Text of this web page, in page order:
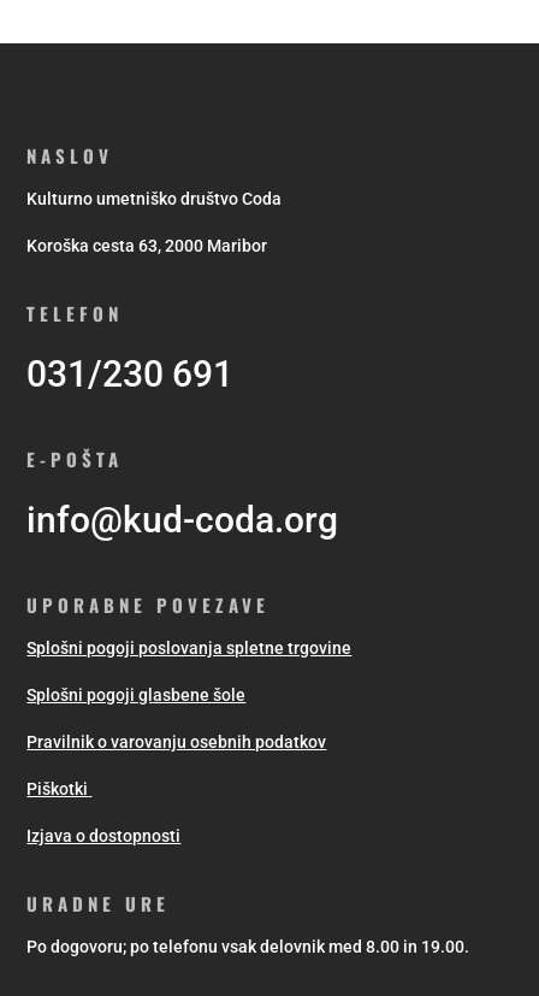
NASLOV
Kulturno umetniško društvo Coda
Koroška cesta 63, 2000 Maribor
TELEFON
031/230 691
E-POŠTA
info@kud-coda.org
UPORABNE POVEZAVE
Splošni pogoji poslovanja spletne trgovine
Splošni pogoji glasbene šole
Pravilnik o varovanju osebnih podatkov
Piškotki
Izjava o dostopnosti
URADNE URE
Po dogovoru; po telefonu vsak delovnik med 8.00 in 19.00.